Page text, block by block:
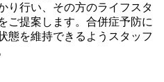
り行い、その方のライフスタ
ご提案します。合併症予防に
態を維持できるようスタッフ